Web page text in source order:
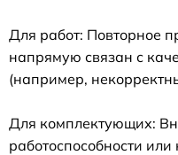
Для работ: Повторное
напрямую связан с
(например,
Для комплектующих:
работоспособности